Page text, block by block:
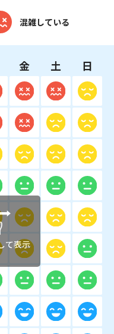
混雑している
金 土 日
て表示